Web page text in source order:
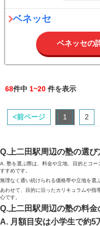
ベネッセ
ベネッセの
68件中 1~20 件を表示
<前ページ 1 2
Q.上二田駅周辺の塾の選び
A. 塾を選ぶ際は、料金や立地、目的とコ
すすめです。
無理なく通い続けられる価格帯や立地を選
あわせて、目的に沿ったカリキュラムや指
心です。
Q.上二田駅周辺の塾の料金
A. 月額目安は小学生で約5